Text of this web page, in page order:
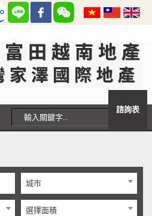
城市
選擇面積
諮詢表